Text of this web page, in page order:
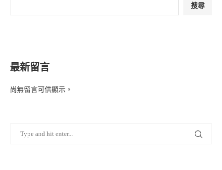
搜尋
最新留言
尚無留言可供顯示。